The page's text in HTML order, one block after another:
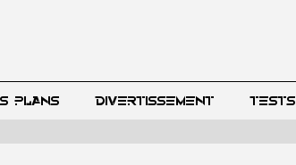
PLANS DIVERTISSEMENT TESTS